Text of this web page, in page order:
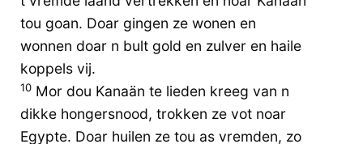
tou goan. Doar gingen ze wonen en
wonnen doar n bult gold en zulver en haile
koppels vij.
10 Mor dou Kanaän te lieden kreeg van n
dikke hongersnood, trokken ze vot noar
Egypte. Doar huilen ze tou as vremden, zo